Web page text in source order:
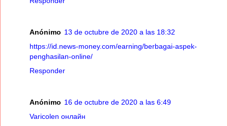
Anónimo 13 de octubre de 2020 a las 18:32
https://id.news-money.com/earning/berbagai-aspek-
penghasilan-online/
Responder
Anónimo 16 de octubre de 2020 a las 6:49
Varicolen онлайн